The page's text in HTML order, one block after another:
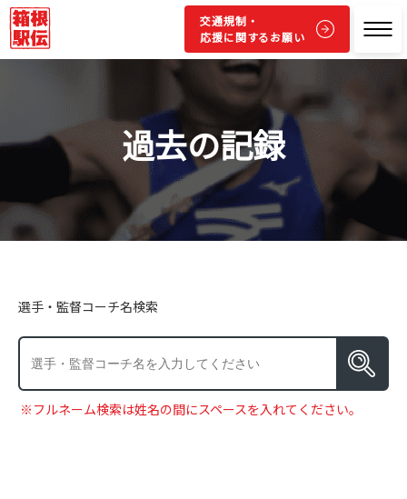
交通規制・
応援に関するお願い
過去の記録
選手・監督コーチ名検索
※フルネーム検索は姓名の間にスペースを入れてください。